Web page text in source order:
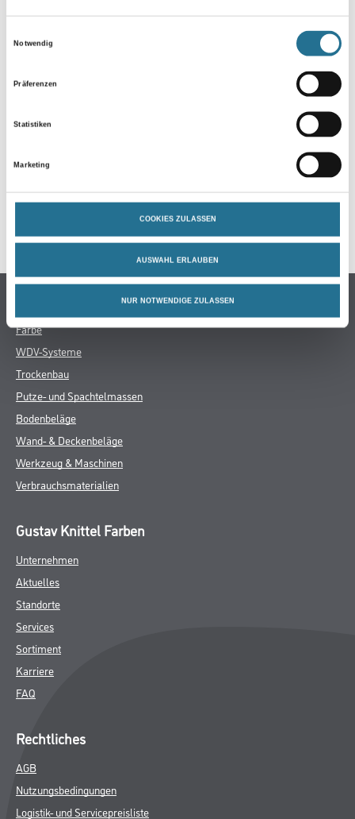
Notwendig
Präferenzen
Statistiken
Marketing
COOKIES ZULASSEN
AUSWAHL ERLAUBEN
NUR NOTWENDIGE ZULASSEN
DATENBLÄTTER
Farbe
WDV-Systeme
Trockenbau
Putze- und Spachtelmassen
Bodenbeläge
Wand- & Deckenbeläge
Werkzeug & Maschinen
Verbrauchsmaterialien
Gustav Knittel Farben
Unternehmen
Aktuelles
Standorte
Services
Sortiment
Karriere
FAQ
Rechtliches
AGB
Nutzungsbedingungen
Logistik- und Servicepreisliste